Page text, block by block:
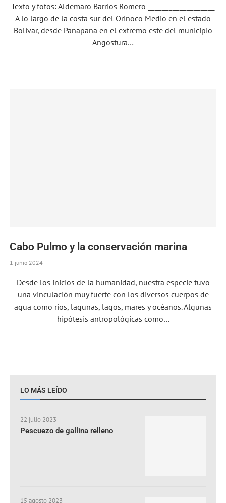
Texto y fotos: Aldemaro Barrios Romero ___________________
A lo largo de la costa sur del Orinoco Medio en el estado
Bolívar, desde Panapana en el extremo este del municipio
Angostura…
Cabo Pulmo y la conservación marina
1 junio 2024
Desde los inicios de la humanidad, nuestra especie tuvo
una vinculación muy fuerte con los diversos cuerpos de
agua como ríos, lagunas, lagos, mares y océanos. Algunas
hipótesis antropológicas como…
LO MÁS LEÍDO
22 julio 2023
Pescuezo de gallina relleno
15 agosto 2023